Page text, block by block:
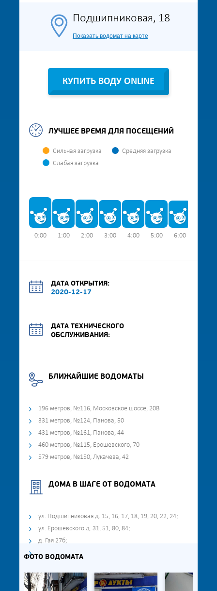
Подшипниковая, 18
Показать водомат на карте
КУПИТЬ ВОДУ ONLINE
ЛУЧШЕЕ ВРЕМЯ ДЛЯ ПОСЕЩЕНИЙ
Сильная загрузка
Средняя загрузка
Слабая загрузка
0:00 1:00 2:00 3:00 4:00 5:00 6:00
ДАТА ОТКРЫТИЯ:
2020-12-17
ДАТА ТЕХНИЧЕСКОГО
ОБСЛУЖИВАНИЯ:
БЛИЖАЙШИЕ ВОДОМАТЫ
196 метров, №116, Московское шоссе, 20В
331 метров, №124, Панова, 50
431 метров, №161, Панова, 44
460 метров, №115, Ерошевского, 70
579 метров, №150, Лукачева, 42
ДОМА В ШАГЕ ОТ ВОДОМАТА
ул. Подшипниковая д. 15, 16, 17, 18, 19, 20, 22, 24;
ул. Ерошевского д. 31, 51, 80, 84;
д. Гая 27б;
;
ФОТО ВОДОМАТА